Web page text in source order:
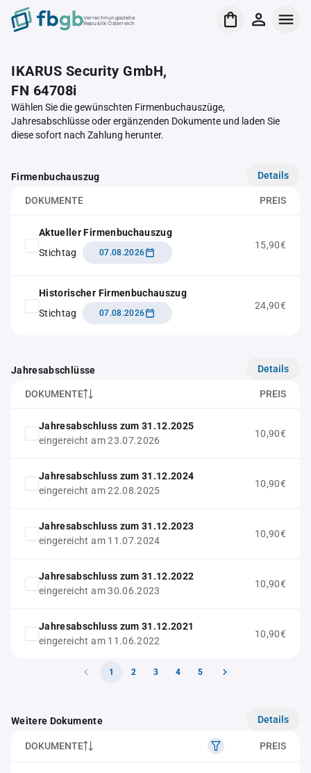
Verrechnungsstelle
Republik Österreich
IKARUS Security GmbH,
FN 64708i
Wählen Sie die gewünschten Firmenbuchauszüge,
Jahresabschlüsse oder ergänzenden Dokumente und laden Sie
diese sofort nach Zahlung herunter.
Firmenbuchauszug Details
DOKUMENTE PREIS
Aktueller Firmenbuchauszug
Stichtag
07.08.2026
15,90€
Historischer Firmenbuchauszug
Stichtag
07.08.2026
24,90€
Jahresabschlüsse Details
DOKUMENTE PREIS
Jahresabschluss zum 31.12.2025
eingereicht am 23.07.2026
10,90€
Jahresabschluss zum 31.12.2024
eingereicht am 22.08.2025
10,90€
Jahresabschluss zum 31.12.2023
eingereicht am 11.07.2024
10,90€
Jahresabschluss zum 31.12.2022
eingereicht am 30.06.2023
10,90€
Jahresabschluss zum 31.12.2021
eingereicht am 11.06.2022
10,90€
1 2 3 4 5
Weitere Dokumente Details
DOKUMENTE PREIS